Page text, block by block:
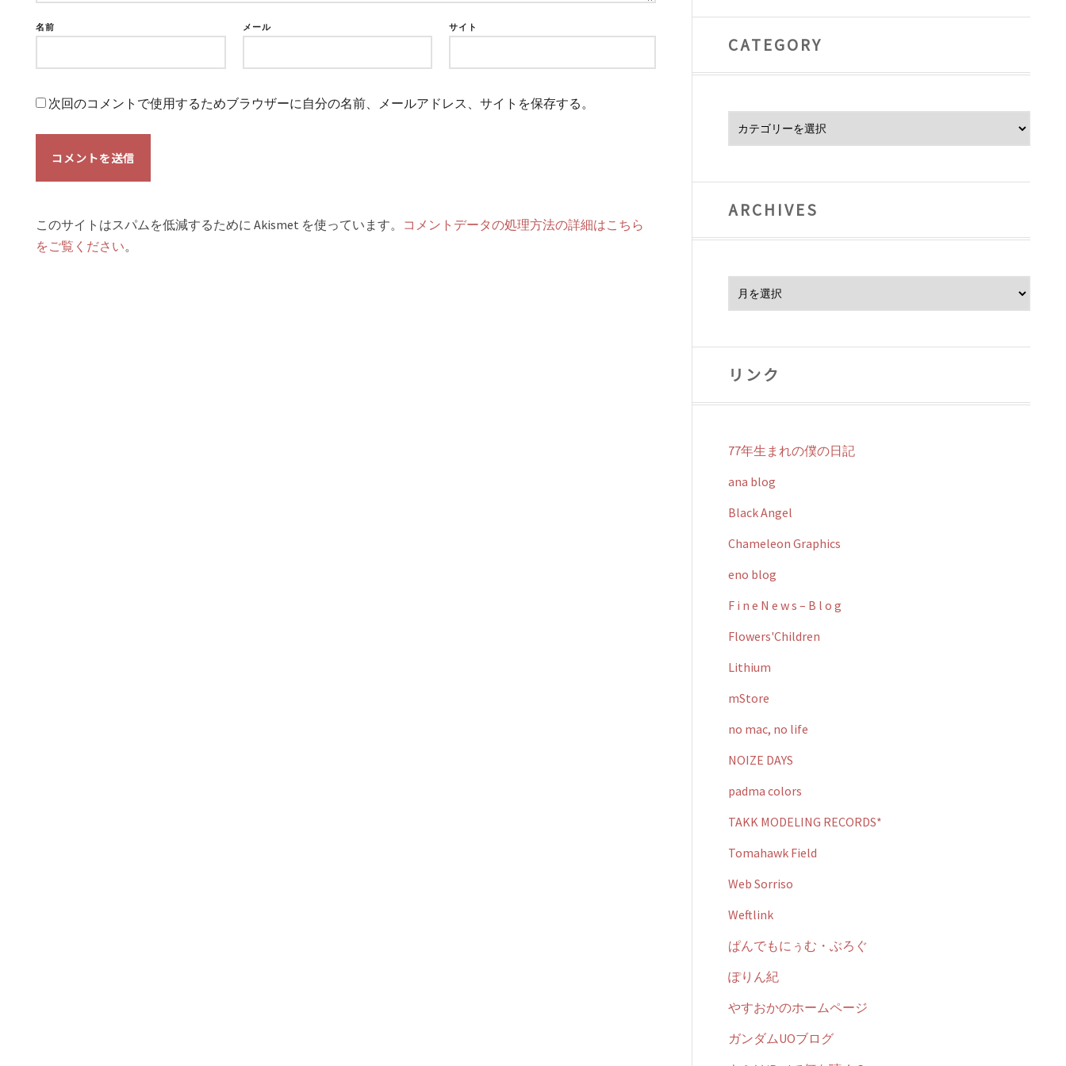
名前 メール サイト
次回のコメントで使用するためブラウザーに自分の名前、メールアドレス、サイトを保存する。
このサイトはスパムを低減するために Akismet を使っています。 コメントデータの処理方法の詳細はこちら
をご覧ください。
CATEGORY
ARCHIVES
リンク
77年生まれの僕の日記
ana blog
Black Angel
Chameleon Graphics
eno blog
F i n e N e w s – B l o g
Flowers'Children
Lithium
mStore
no mac, no life
NOIZE DAYS
padma colors
TAKK MODELING RECORDS*
Tomahawk Field
Web Sorriso
Weftlink
ぱんでもにぅむ・ぶろぐ
ぽりん紀
やすおかのホームページ
ガンダムUOブログ